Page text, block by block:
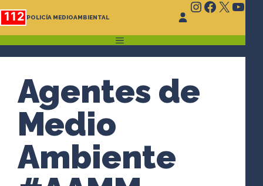
Saltar
al
contenido
112 POLICÍA MEDIOAMBIENTAL
Instagram
X
MENÚ
Agentes de
Medio
Ambiente